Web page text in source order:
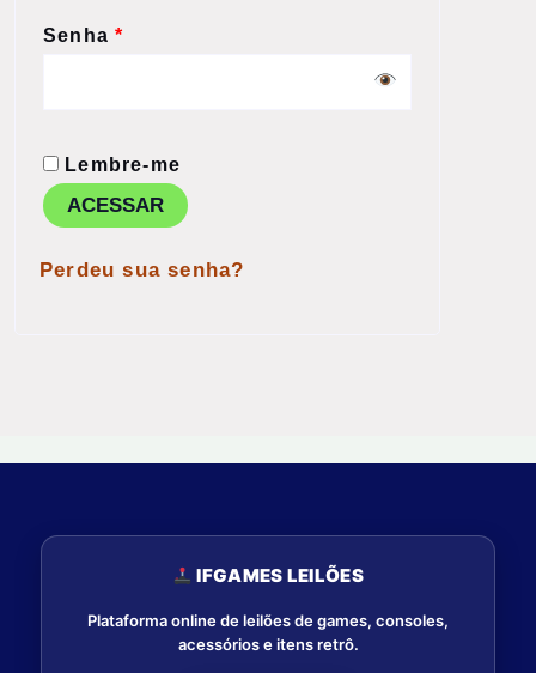
Senha*
Lembre-me
ACESSAR
Perdeu sua senha?
IFGAMES LEILÕES
Plataforma online de leilões de games, consoles,
acessórios e itens retrô.